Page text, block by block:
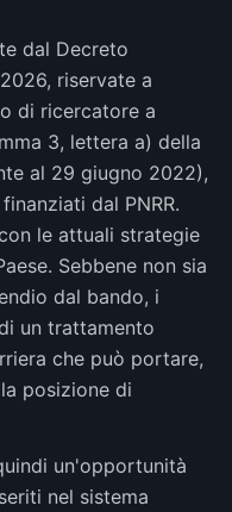
dal Decreto
riservate a
di ricercatore a
3, lettera a) della
al 29 giugno 2022),
dal PNRR.
le attuali strategie
Sebbene non sia
dal bando, i
un trattamento
che può portare,
posizione di
un'opportunità
nel sistema